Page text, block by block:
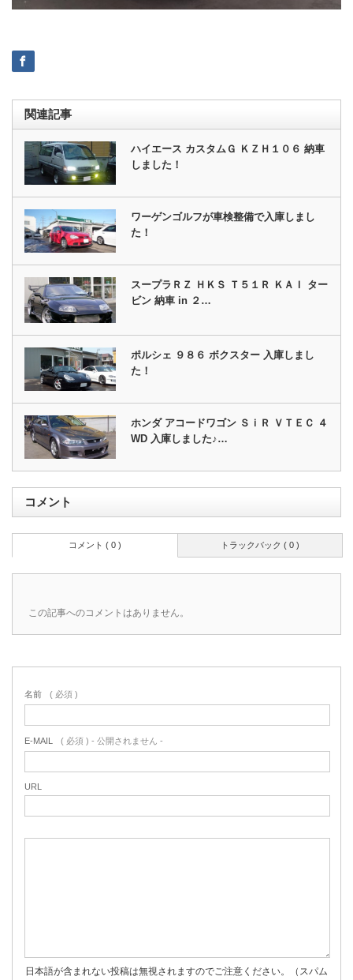
関連記事
ハイエース カスタムＧ ＫＺＨ１０６ 納車
しました！
ワーゲンゴルフが車検整備で入庫しまし
た！
スープラＲＺ ＨＫＳ Ｔ５１Ｒ ＫＡＩ ター
ビン 納車 in ２…
ポルシェ ９８６ ボクスター 入庫しまし
た！
ホンダ アコードワゴン ＳｉＲ ＶＴＥＣ ４
WD 入庫しました♪…
コメント
トラックバック ( 0 )
コメント ( 0 )
この記事へのコメントはありません。
名前 ( 必須 )
E-MAIL ( 必須 ) - 公開されません -
URL
日本語が含まれない投稿は無視されますのでご注意ください。（スパム